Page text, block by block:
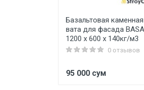
Базальтовая каменная
вата для фасада
1200 х 600 х 140кг/м3
0 отзывов
95 000 сум